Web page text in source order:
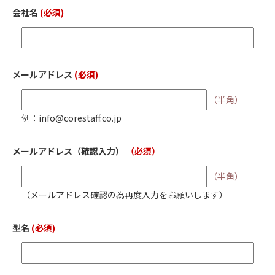
会社名 (必須)
メールアドレス (必須)
（半角）
例：info@corestaff.co.jp
メールアドレス （確認入力） （必須）
（半角）
（メールアドレス確認の為再度入力をお願いします）
型名 (必須)